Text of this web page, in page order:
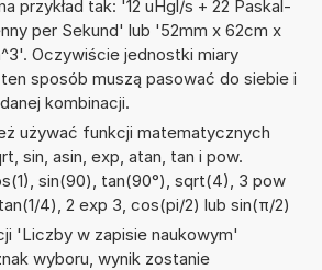
przykład tak: '12 uHgl/s + 22 Paskal-
per Sekund' lub '52mm x 62cm x
Oczywiście jednostki miary
sposób muszą pasować do siebie i
kombinacji.
używać funkcji matematycznych
sin, asin, exp, atan, tan i pow.
sin(90), tan(90°), sqrt(4), 3 pow
4), 2 exp 3, cos(pi/2) lub sin(π/2)
'Liczby w zapisie naukowym'
wyboru, wynik zostanie